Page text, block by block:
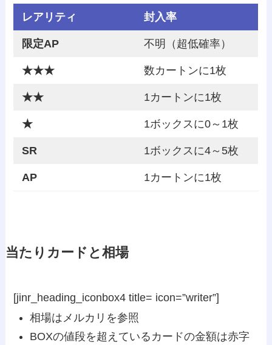
レアリティ 封入率
限定AP 不明（超低確率）
★★★ 数カートンに1枚
★★ 1カートンに1枚
★ 1ボックスに0～1枚
SR 1ボックスに4～5枚
AP 1カートンに1枚
当たりカードと相場
[jinr_heading_iconbox4 title= icon=”writer”]
相場はメルカリを参照
BOXの値段を超えているカードの金額は赤字